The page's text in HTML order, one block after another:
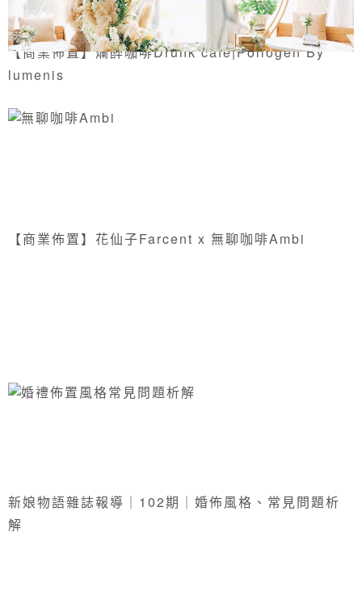
【商業佈置】爛醉咖啡Drunk cafe|Pollogen By
lumenis
【商業佈置】花仙子Farcent x 無聊咖啡Ambi
新娘物語雜誌報導｜102期｜婚佈風格、常見問題析
解